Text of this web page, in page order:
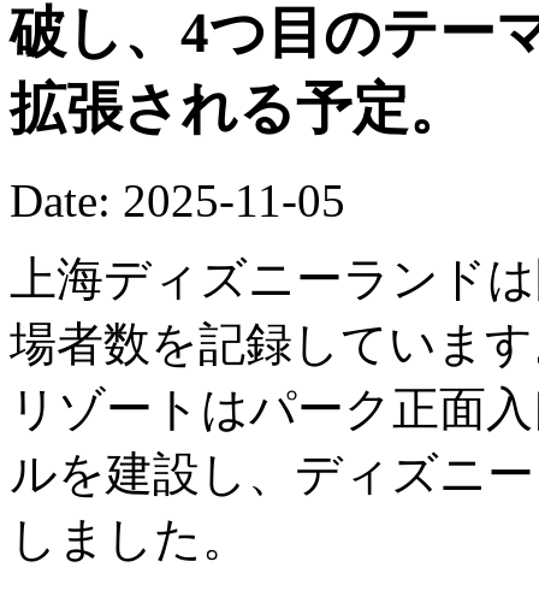
破し、4つ目のテー
拡張される予定。
Date: 2025-11-05
上海ディズニーランド
場者数を記録していま
リゾートはパーク正面
ルを建設し、ディズニ
しました。